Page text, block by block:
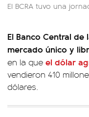
El BCRA tuvo una
El Banco Central de
mercado único y
en la que el dólar
vendieron 410
dólares.